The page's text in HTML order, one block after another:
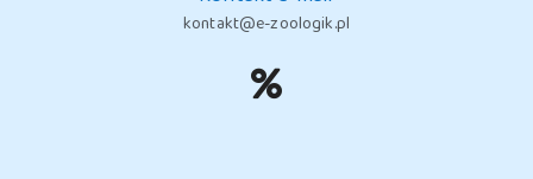
kontakt@e-zoologik.pl